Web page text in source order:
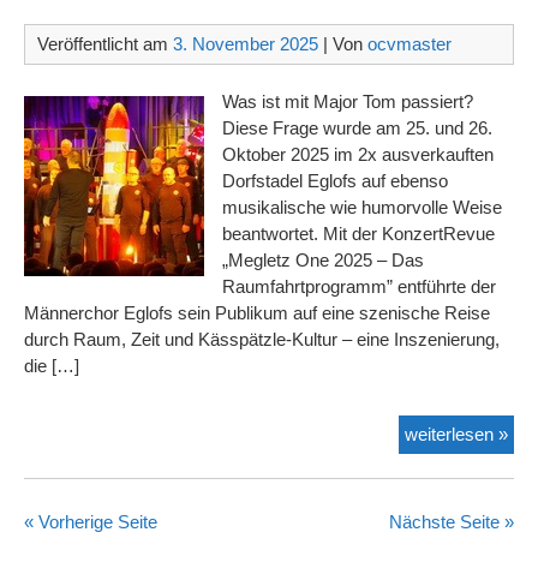
Veröffentlicht am 3. November 2025 | Von ocvmaster
Was ist mit Major Tom passiert?
Diese Frage wurde am 25. und 26.
Oktober 2025 im 2x ausverkauften
Dorfstadel Eglofs auf ebenso
musikalische wie humorvolle Weise
beantwortet. Mit der KonzertRevue
„Megletz One 2025 – Das
Raumfahrtprogramm” entführte der
Männerchor Eglofs sein Publikum auf eine szenische Reise
durch Raum, Zeit und Kässpätzle-Kultur – eine Inszenierung,
die […]
weiterlesen »30
auf
Nächste Seite »
« Vorherige Seite